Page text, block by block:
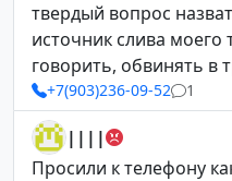
твердый вопрос
источник слива
говорить, обвинять в
+7(903)236-09-52 1
||||
Просили к телефону